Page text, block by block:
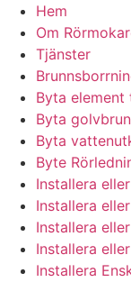
Hem
Om
Tjänster
Byta
Byta
Byta
Byte
Installera
Installera
Installera
Installera
Installera